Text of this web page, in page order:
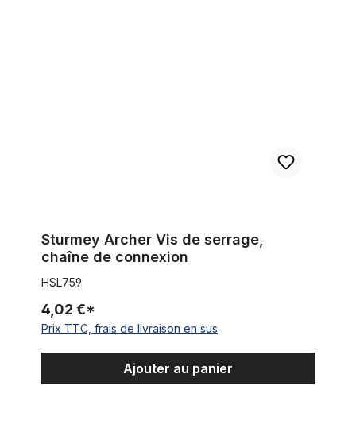
Sturmey Archer Vis de serrage,
chaîne de connexion
HSL759
4,02 €*
Prix TTC, frais de livraison en sus
Ajouter au panier